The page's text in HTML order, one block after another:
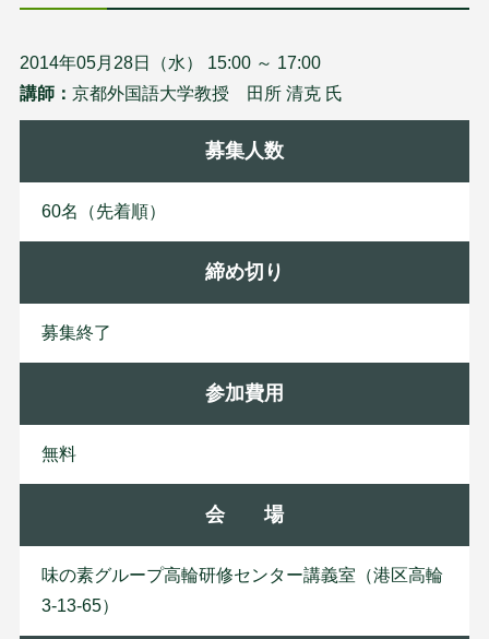
2014年05月28日（水） 15:00 ～ 17:00
講師： 京都外国語大学教授 田所 清克 氏
募集人数
60名（先着順）
締め切り
募集終了
参加費用
無料
会 場
味の素グループ高輪研修センター講義室（港区高輪
3-13-65）